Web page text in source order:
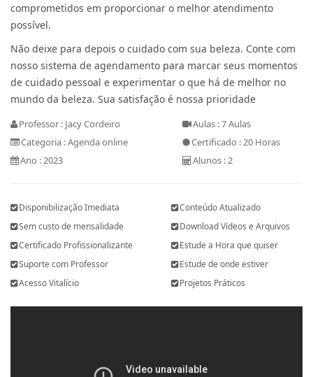
comprometidos em proporcionar o melhor atendimento
possível.
Não deixe para depois o cuidado com sua beleza. Conte com
nosso sistema de agendamento para marcar seus momentos
de cuidado pessoal e experimentar o que há de melhor no
mundo da beleza. Sua satisfação é nossa prioridade
Professor : Jacy Cordeiro
Aulas : 7 Aulas
Categoria : Agenda online
Certificado : 20 Horas
Ano : 2023
Alunos : 2
Disponibilização Imediata
Sem custo de mensalidade
Certificado Profissionalizante
Suporte com Professor
Acesso Vitalício
Conteúdo Atualizado
Download Vídeos e Arquivos
Estude a Hora que quiser
Estude de onde estiver
Projetos Práticos